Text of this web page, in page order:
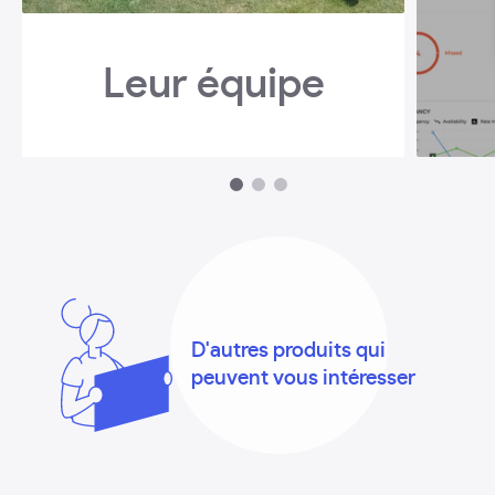
Leur équipe
1 2 3
D'autres produits qui
peuvent vous intéresser